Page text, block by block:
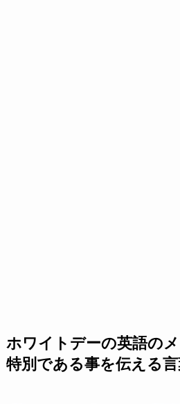
ホワイトデーの英語の
特別である事を伝える